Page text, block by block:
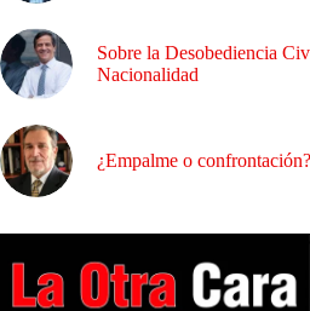
Sobre la Desobediencia
Nacionalidad
¿Empalme o confrontación?